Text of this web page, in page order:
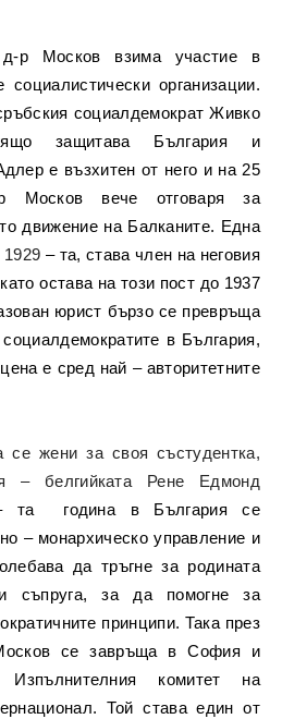
р Москов взима участие в
организации.
социалдемократ Живко
защитава България и
е възхитен от него и на 25
Москов вече отговаря за
движение на Балканите. Една
1929 – та, става член на неговия
остава на този пост до 1937
юрист бързо се превръща
в България,
е сред най – авторитетните
се жени за своя състудентка,
– белгийката Рене Едмонд
та година в България се
– монархическо управление и
да тръгне за родината
съпруга, за да помогне за
принципи. Така през
се завръща в София и
комитет на
Той става един от